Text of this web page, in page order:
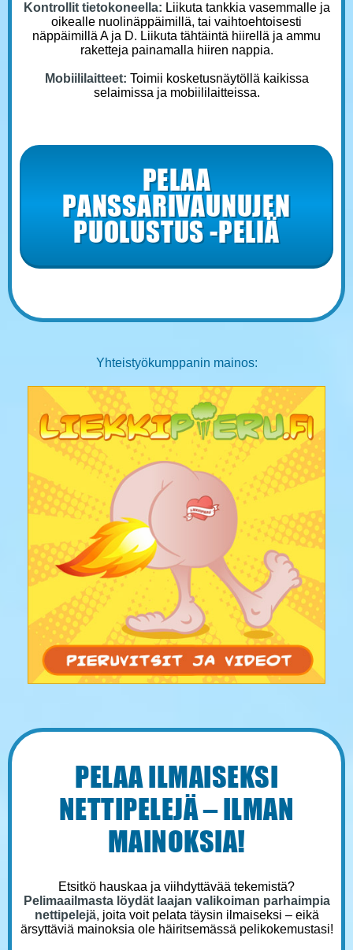
Kontrollit tietokoneella: Liikuta tankkia vasemmalle ja
oikealle nuolinäppäimillä, tai vaihtoehtoisesti
näppäimillä A ja D. Liikuta tähtäintä hiirellä ja ammu
raketteja painamalla hiiren nappia.
Mobiililaitteet: Toimii kosketusnäytöllä kaikissa
selaimissa ja mobiililaitteissa.
PELAA
PANSSARIVAUNUJEN
PUOLUSTUS -PELIÄ
Yhteistyökumppanin mainos:
PELAA ILMAISEKSI
NETTIPELEJÄ – ILMAN
MAINOKSIA!
Etsitkö hauskaa ja viihdyttävää tekemistä?
Pelimaailmasta löydät laajan valikoiman parhaimpia
nettipelejä, joita voit pelata täysin ilmaiseksi – eikä
ärsyttäviä mainoksia ole häiritsemässä pelikokemustasi!